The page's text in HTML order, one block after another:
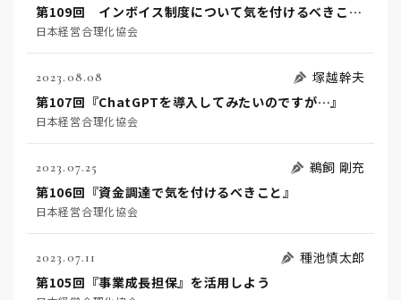
第109回 インボイス制度について気を付けるべきことは？
日本経営合理化協会
2023.08.08
塚越幹夫
第107回『ChatGPTを導入してみたいのですが…』
日本経営合理化協会
2023.07.25
鵜飼 剛充
第106回『資金調達で気を付けるべきこと』
日本経営合理化協会
2023.07.11
種池慎太郎
第105回『事業成長担保』を活用しよう